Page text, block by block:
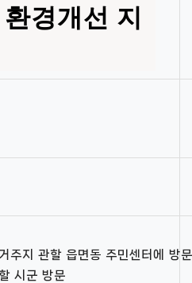
경개선 지
주지 관할 읍면동 주민센터에 방
시군 방문